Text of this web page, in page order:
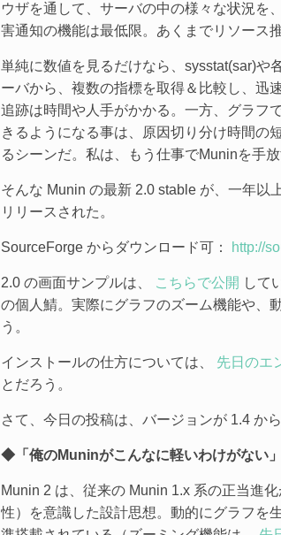
ウザを通して、サーバの中の様々な状況を
害通知の機能は最低限。あくまでリソース
単純に数値を見るだけなら、sysstat(sar)や
ーバから、複数の指標を取得＆比較し、迅
追跡は時間や人手がかかる。一方、グラフ
きるようになる事は、原因切り分け時間の
るシーンだ。私は、もう仕事でMuninを手放
そんな Munin の最新 2.0 stable が、一年以
リリースされた。
SourceForge からダウンロード可： http://
2.0 の画面サンプルは、 こちらで公開 して
の個人鯖。実際にグラフのズーム機能や、
う。
インストールの仕方については、 先日のエ
とだろう。
さて、今日の投稿は、バージョンが 1.4 か
◆ 「俺のMuninがこんなに軽いわけがない」
Munin 2 は、従来の Munin 1.x 系の正当進
性）を意識した設計思想。動的にグラフを